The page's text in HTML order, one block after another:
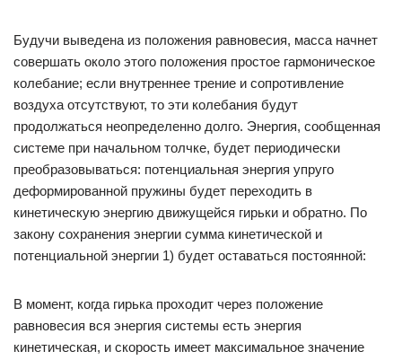
Будучи выведена из положения равновесия, масса начнет
совершать около этого положения простое гармоническое
колебание; если внутреннее трение и сопротивление
воздуха отсутствуют, то эти колебания будут
продолжаться неопределенно долго. Энергия, сообщенная
системе при начальном толчке, будет периодически
преобразовываться: потенциальная энергия упруго
деформированной пружины будет переходить в
кинетическую энергию движущейся гирьки и обратно. По
закону сохранения энергии сумма кинетической и
потенциальной энергии 1) будет оставаться постоянной:
В момент, когда гирька проходит через положение
равновесия вся энергия системы есть энергия
кинетическая, и скорость имеет максимальное значение